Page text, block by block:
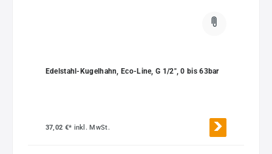
Edelstahl-Kugelhahn, Eco-Line, G 1/2", 0 bis 63bar
37,02 €* inkl. MwSt.